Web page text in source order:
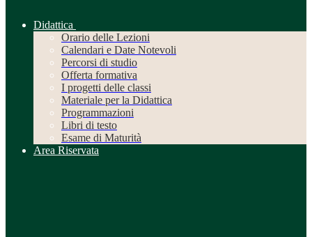
Didattica
Orario delle Lezioni
Calendari e Date Notevoli
Percorsi di studio
Offerta formativa
I progetti delle classi
Materiale per la Didattica
Programmazioni
Libri di testo
Esame di Maturità
Area Riservata